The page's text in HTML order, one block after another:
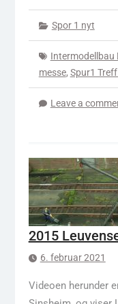
Spor 1 nyt
Intermodellbau
messe, Spur1
Leave a
2015
6. februar 2021
Videoen herunder